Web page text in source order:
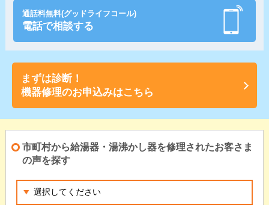
通話料無料(グッドライフコール)
電話で相談する
まずは診断！
機器修理のお申込みはこちら
市町村から給湯器・湯沸かし器を修理されたお客さま
の声を探す